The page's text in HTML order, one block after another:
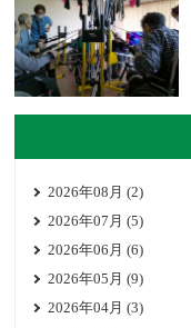
2026年08月 (2)
2026年07月 (5)
2026年06月 (6)
2026年05月 (9)
2026年04月 (3)